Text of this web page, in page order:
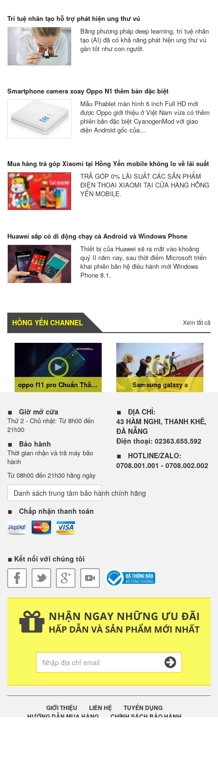
Trí tuệ nhân tạo hỗ trợ phát hiện ung thư vú
Bằng phương pháp deep learning, trí tuệ nhân
tạo (AI) đã có khả năng phát hiện ung thư vú
gần tốt như con người.
Smartphone camera xoay Oppo N1 thêm bản đặc biệt
Mẫu Phablet màn hình 6 inch Full HD mới
được Oppo giới thiệu ở Việt Nam vừa có thêm
phiên bản đặc biệt CyanogenMod với giao
diện Android gốc của…
Mua hàng trả góp Xiaomi tại Hồng Yến mobile không lo về lãi suất
TRẢ GÓP 0% LÃI SUẤT CÁC SẢN PHẨM
ĐIỆN THOẠI XIAOMI TẠI CỬA HÀNG HỒNG
YẾN MOBILE.
Huawei sắp có di động chạy cả Android và Windows Phone
Thiết bị của Huawei sẽ ra mắt vào khoảng
quý II năm nay, sau thời điểm Microsoft triển
khai phiên bản hệ điều hành mới Windows
Phone 8.1.
HỒNG YẾN CHANNEL Xem tất cả
oppo f11 pro Chuẩn Thần Thái Sáng Chân Dung Samsung galaxy a
Giờ mở cửa
Thứ 2 - Chủ nhật: Từ 8h00 đến
21h30
Bảo hành
Thời gian nhận và trả máy bảo
hành
Từ 08h00 đến 21h30 hằng ngày
Danh sách trung tâm bảo hành chính hãng
Chấp nhận thanh toán
ĐỊA CHỈ:
43 HÀM NGHI, THANH KHÊ,
ĐÀ NẴNG
Điện thoại: 02363.655.592
HOTLINE/ZALO:
0708.001.001 - 0708.002.002
Kết nối với chúng tôi
GIỚI THIỆU LIÊN HỆ
TUYỂN DỤNG
HƯỚNG DẪN MUA HÀNG
CHÍNH SÁCH BẢO HÀNH